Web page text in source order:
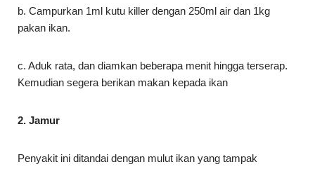
b. Campurkan 1ml kutu killer dengan 250ml air dan 1kg
pakan ikan.
c. Aduk rata, dan diamkan beberapa menit hingga terserap.
Kemudian segera berikan makan kepada ikan
2. Jamur
Penyakit ini ditandai dengan mulut ikan yang tampak